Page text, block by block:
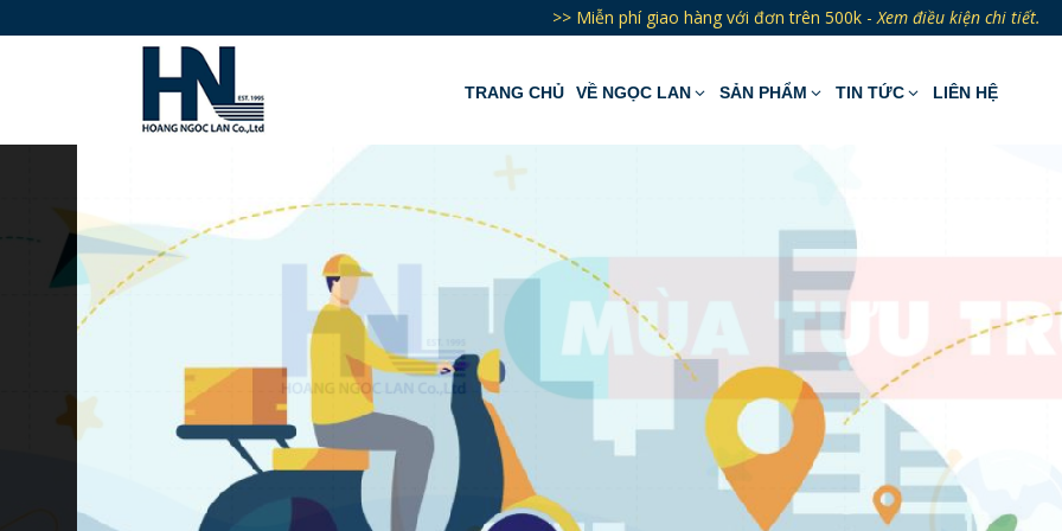
>> Miễn phí giao hàng với đơn trên 500k -Xem điều kiện chi tiết.
TRANG CHỦ VỀ NGỌC LAN SẢN PHẨM TIN TỨC LIÊN HỆ
XEM THÊM